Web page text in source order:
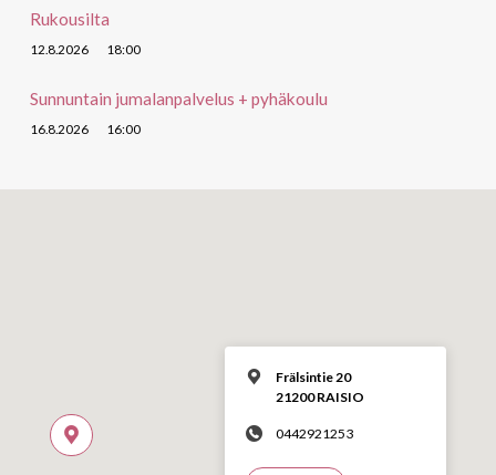
Rukousilta
12.8.2026 18:00
Sunnuntain jumalanpalvelus + pyhäkoulu
16.8.2026 16:00
Frälsintie 20
21200 RAISIO
0442921253